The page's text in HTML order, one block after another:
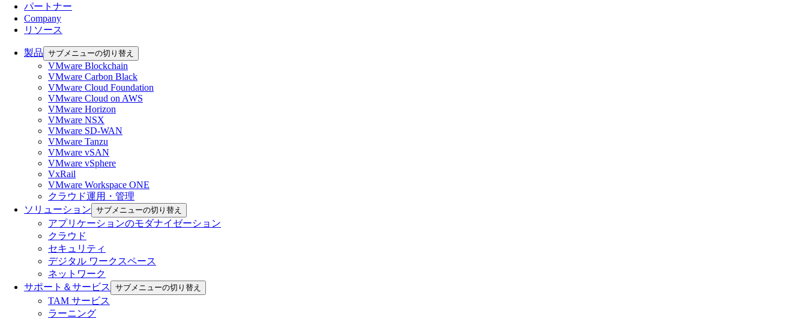
パートナー
Company
リソース
製品 サブメニューの切り替え
VMware Blockchain
VMware Carbon Black
VMware Cloud Foundation
VMware Cloud on AWS
VMware Horizon
VMware NSX
VMware SD-WAN
VMware Tanzu
VMware vSAN
VMware vSphere
VxRail
VMware Workspace ONE
クラウド運用・管理
ソリューション サブメニューの切り替え
アプリケーションのモダナイゼーション
クラウド
セキュリティ
デジタル ワークスペース
ネットワーク
サポート＆サービス
サブメニューの切り替え
TAM サービス
ラーニング